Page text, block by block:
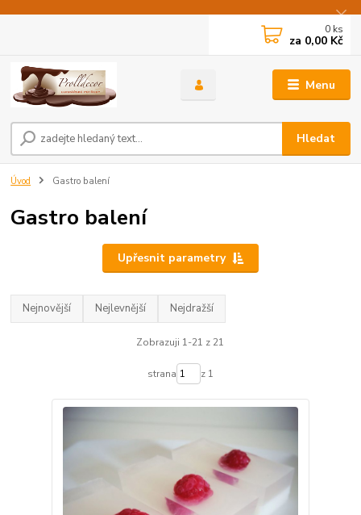
Menu
Hledat
0 ks
za 0,00 Kč
Úvod Gastro balení
Gastro balení
Upřesnit parametry
Nejnovější Nejlevnější Nejdražší
Zobrazuji 1-21 z 21
strana z 1